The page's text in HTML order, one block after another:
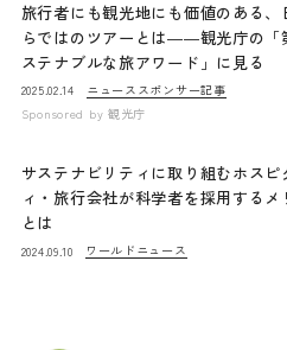
旅行者にも観光地にも価値のある、
らではのツアーとは――観光庁の「
ステナブルな旅アワード」に見る
2025.02.14 ニュース スポンサー記事
Sponsored by 観光庁
サステナビリティに取り組むホスピ
ィ・旅行会社が科学者を採用するメ
とは
2024.09.10 ワールドニュース